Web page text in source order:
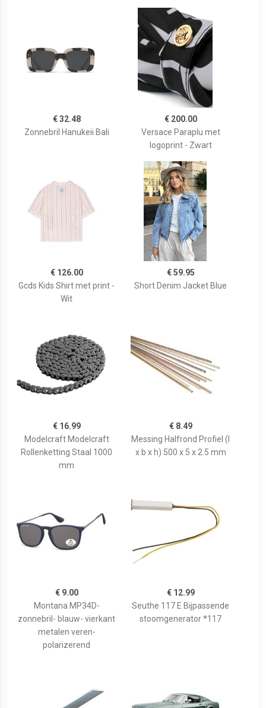
€ 32.48
Zonnebril Hanukeii Bali
€ 200.00
Versace Paraplu met
logoprint - Zwart
€ 126.00
Gcds Kids Shirt met print -
Wit
€ 59.95
Short Denim Jacket Blue
€ 16.99
Modelcraft Modelcraft
Rollenketting Staal 1000
mm
€ 8.49
Messing Halfrond Profiel (l
x b x h) 500 x 5 x 2.5 mm
€ 9.00
Montana MP34D-
zonnebril- blauw- vierkant
metalen veren-
polarizerend
€ 12.99
Seuthe 117 E Bijpassende
stoomgenerator *117